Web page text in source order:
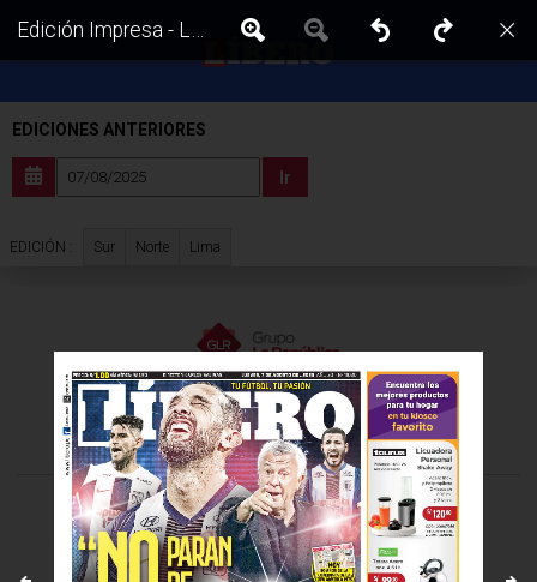
EDICIONES ANTERIORES
Ir
EDICIÓN : Sur Norte Lima
Edición Impresa - Libero | Lima - Jueves 07 de Agosto del 2025
VISITA LAS EDICIONES IMPRESAS DE:
©Todos los derechos reservados -2026
Políticas y estandares Contáctenos